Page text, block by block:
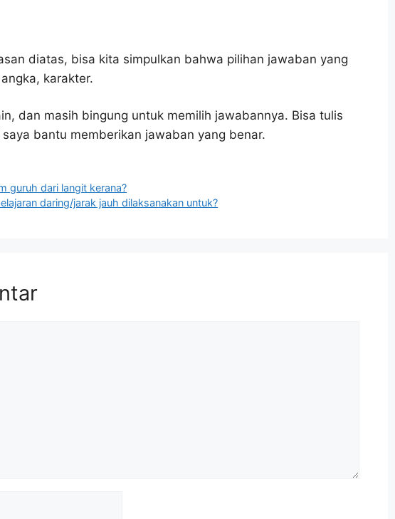
diatas, bisa kita simpulkan bahwa pilihan jawaban yang
karakter.
dan masih bingung untuk memilih jawabannya. Bisa tulis
bantu memberikan jawaban yang benar.
guruh dari langit kerana?
daring/jarak jauh dilaksanakan untuk?